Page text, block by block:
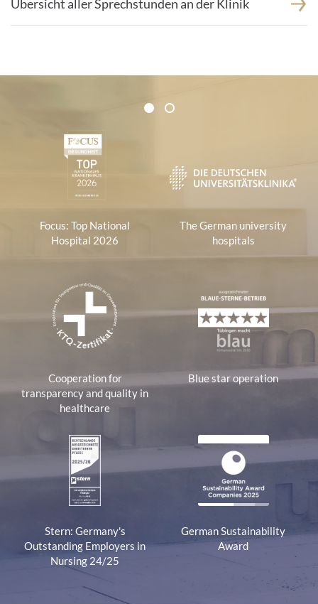
Übersicht aller Sprechstunden an der Klinik
Certificates and Associations
1 2
Focus: Top National
Hospital 2026
The German university
hospitals
Cooperation for
transparency and quality in
healthcare
Blue star operation
Stern: Germany's
Outstanding Employers in
Nursing 24/25
German Sustainability
Award